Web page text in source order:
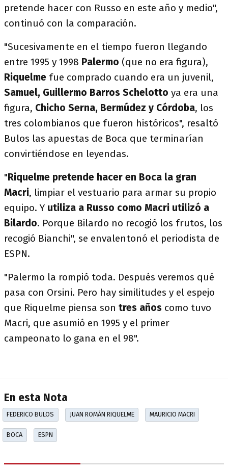
pretende hacer con Russo en este año y medio",
continuó con la comparación.
"Sucesivamente en el tiempo fueron llegando
entre 1995 y 1998 Palermo (que no era figura),
Riquelme fue comprado cuando era un juvenil,
Samuel, Guillermo Barros Schelotto ya era una
figura, Chicho Serna, Bermúdez y Córdoba, los
tres colombianos que fueron históricos", resaltó
Bulos las apuestas de Boca que terminarían
convirtiéndose en leyendas.
"Riquelme pretende hacer en Boca la gran
Macri, limpiar el vestuario para armar su propio
equipo. Y utiliza a Russo como Macri utilizó a
Bilardo. Porque Bilardo no recogió los frutos, los
recogió Bianchi", se envalentonó el periodista de
ESPN.
"Palermo la rompió toda. Después veremos qué
pasa con Orsini. Pero hay similitudes y el espejo
que Riquelme piensa son tres años como tuvo
Macri, que asumió en 1995 y el primer
campeonato lo gana en el 98".
En esta Nota
FEDERICO BULOS JUAN ROMÁN RIQUELME MAURICIO MACRI
BOCA ESPN